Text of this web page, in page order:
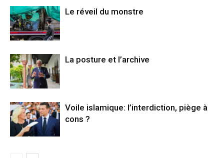
Le réveil du monstre
La posture et l’archive
Voile islamique: l’interdiction, piège à
cons ?